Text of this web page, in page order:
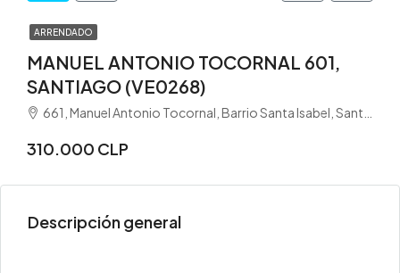
ARRENDADO
MANUEL ANTONIO TOCORNAL 601,
SANTIAGO (VE0268)
661, Manuel Antonio Tocornal, Barrio Santa Isabel, Santiago, Provincia de Santiago, Región Metropolitana de Santiago, 8330565, Chile
310.000 CLP
Descripción general